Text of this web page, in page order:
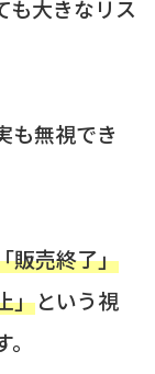
も大きなリス
も無視でき
販売終了」
」という視